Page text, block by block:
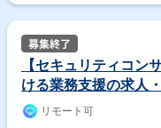
【セキュリティコン
ける業務支援の求人
リモート可